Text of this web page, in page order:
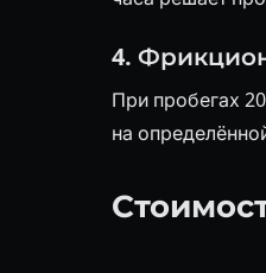
4.
При пробегах
на